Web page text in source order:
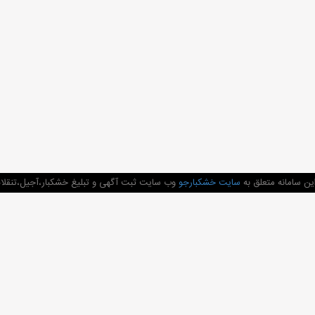
سامانه متعلق به سایت خشکبارجووب سایت ثبت آگهی و تبلیغ